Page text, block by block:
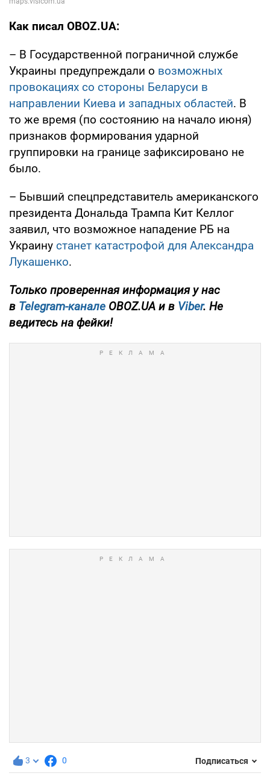
Как писал OBOZ.UA:
– В Государственной пограничной службе
Украины предупреждали о возможных
провокациях со стороны Беларуси в
направлении Киева и западных областей. В
то же время (по состоянию на начало июня)
признаков формирования ударной
группировки на границе зафиксировано не
было.
– Бывший спецпредставитель американского
президента Дональда Трампа Кит Келлог
заявил, что возможное нападение РБ на
Украину станет катастрофой для Александра
Лукашенко.
Только проверенная информация у нас
в Telegram-канале OBOZ.UA и в Viber. Не
ведитесь на фейки!
3 0 Подписаться